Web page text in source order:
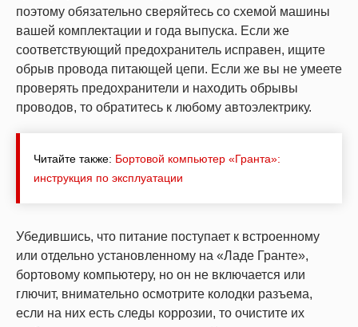
поэтому обязательно сверяйтесь со схемой машины
вашей комплектации и года выпуска. Если же
соответствующий предохранитель исправен, ищите
обрыв провода питающей цепи. Если же вы не умеете
проверять предохранители и находить обрывы
проводов, то обратитесь к любому автоэлектрику.
Читайте также: Бортовой компьютер «Гранта»:
инструкция по эксплуатации
Убедившись, что питание поступает к встроенному
или отдельно установленному на «Ладе Гранте»,
бортовому компьютеру, но он не включается или
глючит, внимательно осмотрите колодки разъема,
если на них есть следы коррозии, то очистите их